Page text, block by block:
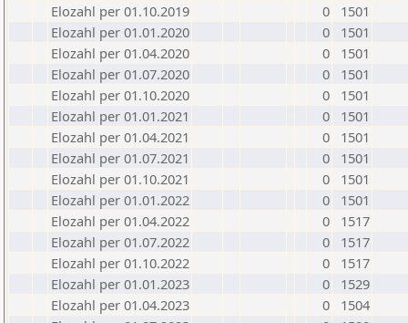
Elozahl per 01.10.2019
0
1501
Elozahl per 01.01.2020
0
1501
Elozahl per 01.04.2020
0
1501
Elozahl per 01.07.2020
0
1501
Elozahl per 01.10.2020
0
1501
Elozahl per 01.01.2021
0
1501
Elozahl per 01.04.2021
0
1501
Elozahl per 01.07.2021
0
1501
Elozahl per 01.10.2021
0
1501
Elozahl per 01.01.2022
0
1501
Elozahl per 01.04.2022
0
1517
Elozahl per 01.07.2022
0
1517
Elozahl per 01.10.2022
0
1517
Elozahl per 01.01.2023
0
1529
Elozahl per 01.04.2023
0
1504